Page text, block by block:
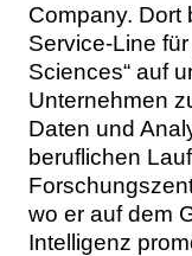
Company. Dort
Service-Line
Sciences“ auf
Unternehmen
Daten und
beruflichen
wo er auf dem
Intelligenz